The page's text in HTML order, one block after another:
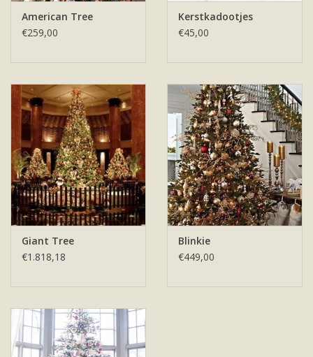
American Tree
€259,00
Kerstkadootjes
€45,00
Giant Tree
€1.818,18
Blinkie
€449,00